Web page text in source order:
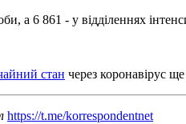
а 6 861 - у відділеннях
стан через коронавірус
https://t.me/korrespondentnet